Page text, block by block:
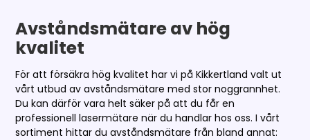
Avståndsmätare av hög
kvalitet
För att försäkra hög kvalitet har vi på Kikkertland valt ut
vårt utbud av avståndsmätare med stor noggrannhet.
Du kan därför vara helt säker på att du får en
professionell lasermätare när du handlar hos oss. I vårt
sortiment hittar du avståndsmätare från bland annat: